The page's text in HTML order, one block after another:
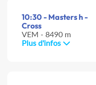
10:30 - Masters h -
Cross
VEM - 8490 m
Plus d'infos